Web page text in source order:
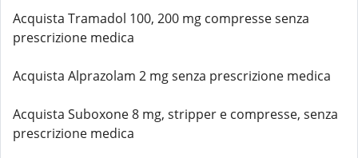
Acquista Tramadol 100, 200 mg compresse senza
prescrizione medica
Acquista Alprazolam 2 mg senza prescrizione medica
Acquista Suboxone 8 mg, stripper e compresse, senza
prescrizione medica